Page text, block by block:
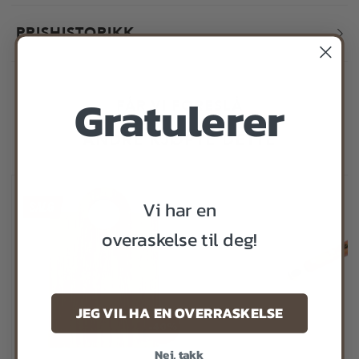
PRISHISTORIKK
FÅR VI FORESLÅ
ANDRE KJØPTE DETTE
Gratulerer
Vi har en
overaskelse til deg!
JEG VIL HA EN OVERRASKELSE
Nei, takk